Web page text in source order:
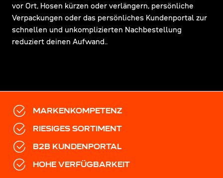
vor Ort, Hosen kürzen oder verlängern, persönliche
Verpackungen oder das persönliches Kundenportal zur
schnellen und unkomplizierten Nachbestellung
reduziert deinen Aufwand..
MARKENKOMPETENZ
RIESIGES SORTIMENT
B2B KUNDENPORTAL
HOHE VERFÜGBARKEIT